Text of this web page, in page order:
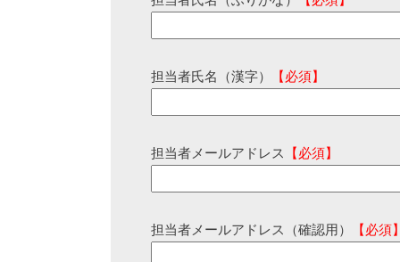
担当者氏名（漢字） 【必須】
担当者メールアドレス 【必須】
担当者メールアドレス（確認用） 【必須